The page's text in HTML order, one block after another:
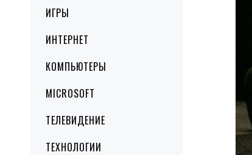
ИГРЫ
ИНТЕРНЕТ
КОМПЬЮТЕРЫ
MICROSOFT
ТЕЛЕВИДЕНИЕ
ТЕХНОЛОГИИ